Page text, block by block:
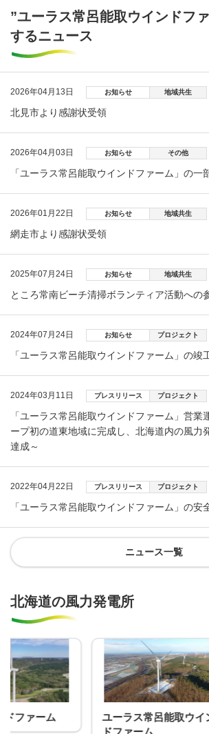
”ユーラス常呂能取ウインドフ
するニュース
2026年04月13日 お知らせ 地域共生
北見市より感謝状受領
2026年04月03日 お知らせ その他
「ユーラス常呂能取ウインドファーム」の一
2026年01月22日 お知らせ 地域共生
網走市より感謝状受領
2025年07月24日 お知らせ 地域共生
ところ常南ビーチ清掃ボランティア活動への
2024年07月24日 お知らせ プロジェクト
「ユーラス常呂能取ウインドファーム」の竣
2024年03月11日 プレスリリース プロジェクト
「ユーラス常呂能取ウインドファーム」営業
ープ初の道東地域に完成し、北海道内の風力
達成～
2022年04月22日 プレスリリース プロジェクト
「ユーラス常呂能取ウインドファーム」の安
ニュース一覧
北海道の風力発電所
ユーラス常呂能取ウイン
ドファーム
樺岡ウ